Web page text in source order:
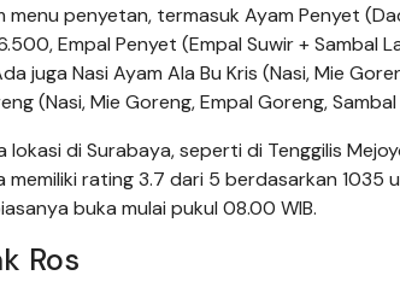
menu penyetan, termasuk Ayam Penyet
Empal Penyet (Empal Suwir + Sambal
juga Nasi Ayam Ala Bu Kris (Nasi, Mie
(Nasi, Mie Goreng, Empal Goreng,
lokasi di Surabaya, seperti di Tenggilis
memiliki rating 3.7 dari 5 berdasarkan
buka mulai pukul 08.00 WIB.
Ros